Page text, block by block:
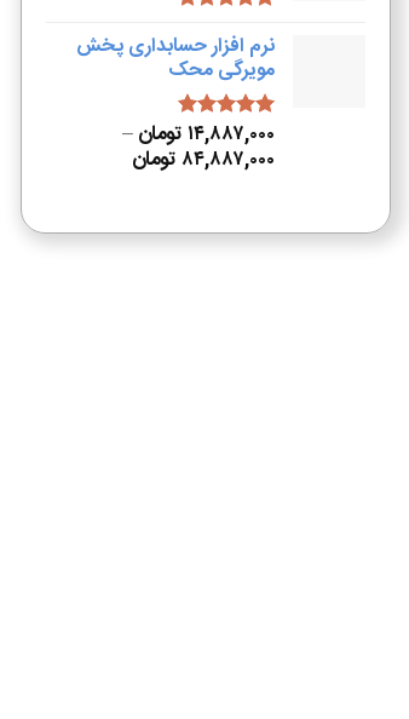
از 5
نرم افزار حسابداری پخش
مویرگی محک
امتیاز5.00
۱۴,۸۸۷,۰۰۰ تومان–
۸۴,۸۸۷,۰۰۰ تومان